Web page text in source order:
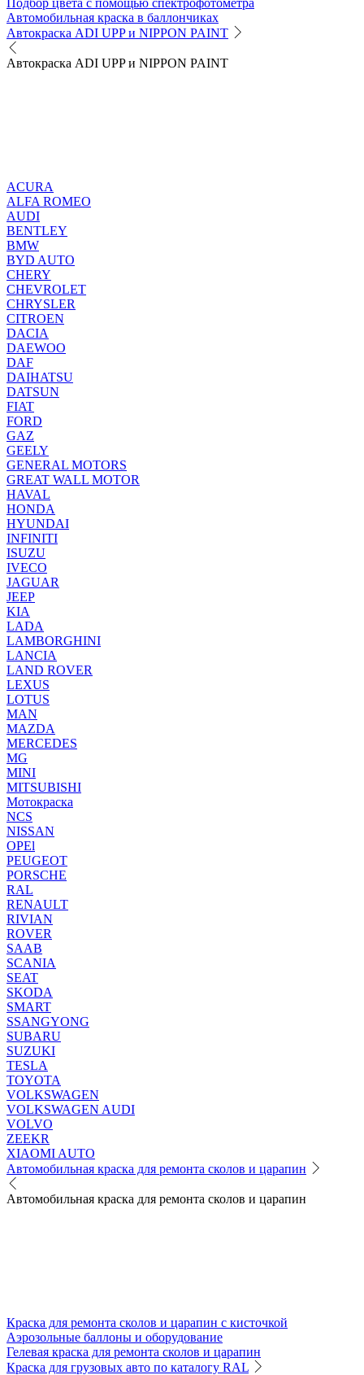
Автомобильная краска в баллончиках
Автокраска ADI UPP и NIPPON PAINT
Автокраска ADI UPP и NIPPON PAINT
ACURA
ALFA ROMEO
AUDI
BENTLEY
BMW
BYD AUTO
CHERY
CHEVROLET
CHRYSLER
CITROEN
DACIA
DAEWOO
DAF
DAIHATSU
DATSUN
FIAT
FORD
GAZ
GEELY
GENERAL MOTORS
GREAT WALL MOTOR
HAVAL
HONDA
HYUNDAI
INFINITI
ISUZU
IVECO
JAGUAR
JEEP
KIA
LADA
LAMBORGHINI
LANCIA
LAND ROVER
LEXUS
LOTUS
MAN
MAZDA
MERCEDES
MG
MINI
MITSUBISHI
Мотокраска
NCS
NISSAN
OPEl
PEUGEOT
PORSCHE
RAL
RENAULT
RIVIAN
ROVER
SAAB
SCANIA
SEAT
SKODA
SMART
SSANGYONG
SUBARU
SUZUKI
TESLA
TOYOTA
VOLKSWAGEN
VOLKSWAGEN AUDI
VOLVO
ZEEKR
XIAOMI AUTO
Автомобильная краска для ремонта сколов и царапин
Автомобильная краска для ремонта сколов и царапин
Краска для ремонта сколов и царапин с кисточкой
Аэрозольные баллоны и оборудование
Гелевая краска для ремонта сколов и царапин
Краска для грузовых авто по каталогу RAL